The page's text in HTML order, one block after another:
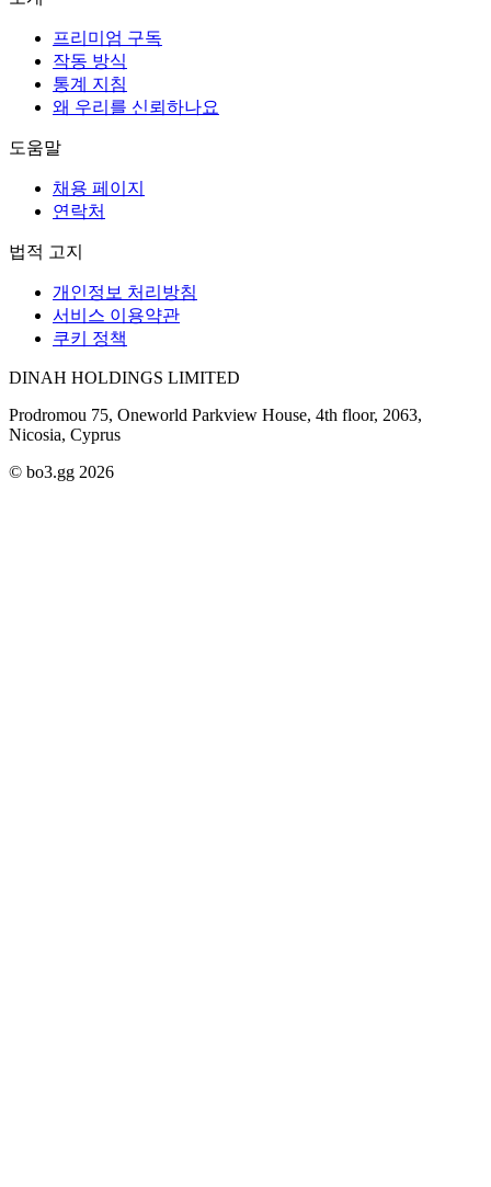
프리미엄 구독
작동 방식
통계 지침
왜 우리를 신뢰하나요
도움말
채용 페이지
연락처
법적 고지
개인정보 처리방침
서비스 이용약관
쿠키 정책
DINAH HOLDINGS LIMITED
Prodromou 75, Oneworld Parkview House, 4th floor, 2063,
Nicosia, Cyprus
© bo3.gg 2026